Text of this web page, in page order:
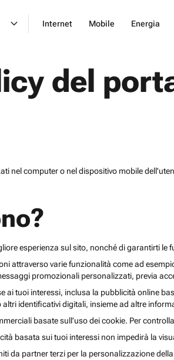
Internet Mobile Energia
del
nel computer o nel dispositivo mobile
esperienza sul sito, nonché di garantirti
attraverso varie funzionalità come ad
promozionali personalizzati, previa
ai tuoi interessi, inclusa la pubblicità online
identificativi digitali, insieme ad altre
basate sull’uso dei cookie. Per
basata sui tuoi interessi non impedirà la
da partner terzi per la personalizzazione